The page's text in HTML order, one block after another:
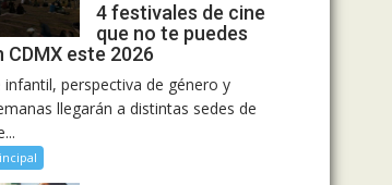
4 festivales de cine
que no te puedes
CDMX este 2026
infantil, perspectiva de género y
llegarán a distintas sedes de